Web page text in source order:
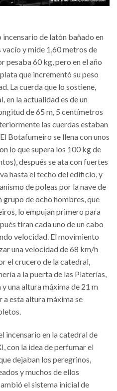
de latón bañado en
y mide 1,60 metros de
60 kg, pero en el año
que incrementó su peso
La cuerda que lo sostiene,
en la actualidad es de un
de 65 m, 5 centímetros
las cuerdas estaban
Botafumeiro se llena con unos
lo que supera los 100 kg de
después se ata con fuertes
hasta el techo del edificio, y
de poleas por la nave de
grupo de ocho hombres, que
lo empujan primero para
tiran cada uno de un cabo
velocidad. El movimiento
una velocidad de 68 km/h
el crucero de la catedral,
a la puerta de las Platerías,
una altura máxima de 21 m
a esta altura máxima se
incensario en la catedral de
con la idea de perfumar el
dejaban los peregrinos,
y muchos de ellos
el sistema inicial de